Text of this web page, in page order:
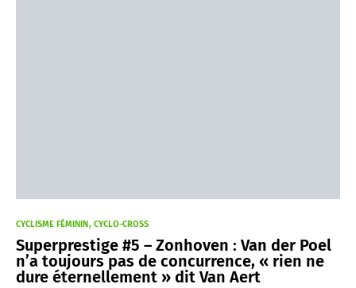
CYCLISME FÉMININ CYCLO-CROSS
Superprestige #5 – Zonhoven : Van der Poel
n’a toujours pas de concurrence, « rien ne
dure éternellement » dit Van Aert